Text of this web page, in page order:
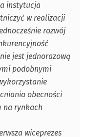
instytucja
w realizacji
rozwój
jest jednorazową
podobnymi
obecności
na rynkach
wiceprezes